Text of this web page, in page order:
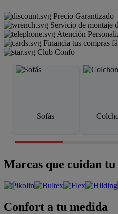
Precio Garantizado
Servicio de montaje
Atención
Financia tus compras
Club Confo
Sofás
Marcas que cuidan tu
Confort a tu medida